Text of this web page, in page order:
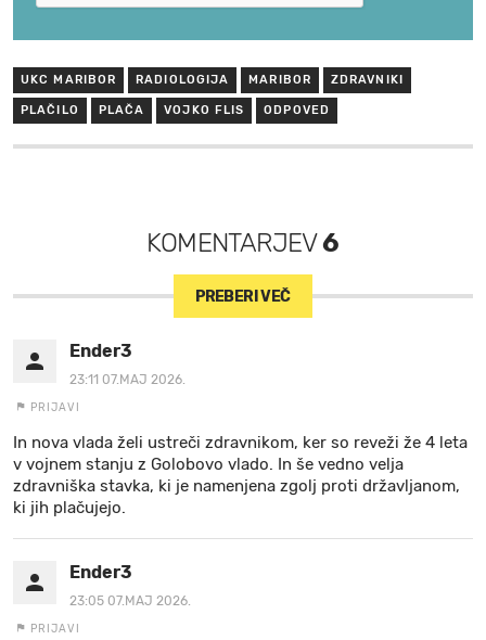
UKC MARIBOR RADIOLOGIJA MARIBOR ZDRAVNIKI
PLAČILO PLAČA VOJKO FLIS ODPOVED
KOMENTARJEV6
PREBERI VEČ
Ender3
23:11 07.MAJ 2026.
PRIJAVI
In nova vlada želi ustreči zdravnikom, ker so reveži že 4 leta
v vojnem stanju z Golobovo vlado. In še vedno velja
zdravniška stavka, ki je namenjena zgolj proti državljanom,
ki jih plačujejo.
Ender3
23:05 07.MAJ 2026.
PRIJAVI